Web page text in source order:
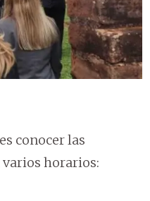
conocer las
varios horarios: